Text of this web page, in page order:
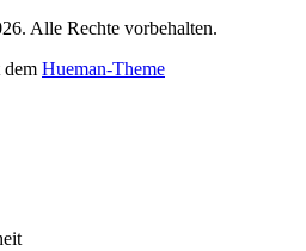
Alle Rechte vorbehalten.
Hueman-Theme